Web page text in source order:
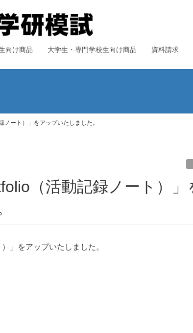
向け商品 大学生・専門学校生向け商品 資料請求
ート）」をアップいたしました。
」をアップいたしました。